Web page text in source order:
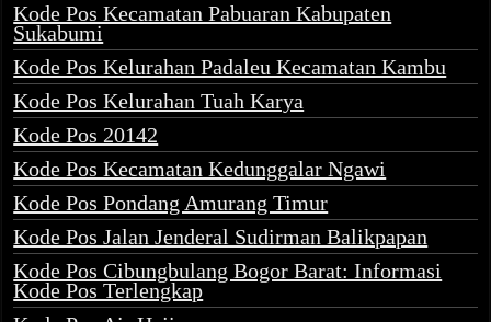
Kode Pos Kecamatan Pabuaran Kabupaten
Sukabumi
Kode Pos Kelurahan Padaleu Kecamatan Kambu
Kode Pos Kelurahan Tuah Karya
Kode Pos 20142
Kode Pos Kecamatan Kedunggalar Ngawi
Kode Pos Pondang Amurang Timur
Kode Pos Jalan Jenderal Sudirman Balikpapan
Kode Pos Cibungbulang Bogor Barat: Informasi
Kode Pos Terlengkap